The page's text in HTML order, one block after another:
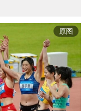
原图